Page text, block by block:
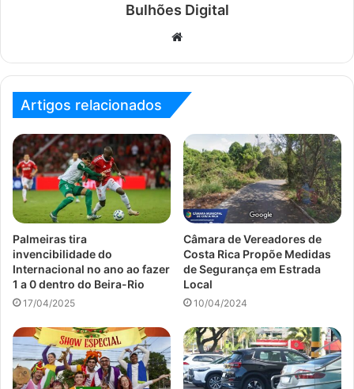
Bulhões Digital
Website
Artigos relacionados
Palmeiras tira
invencibilidade do
Internacional no ano ao fazer
1 a 0 dentro do Beira-Rio
17/04/2025
Câmara de Vereadores de
Costa Rica Propõe Medidas
de Segurança em Estrada
Local
10/04/2024